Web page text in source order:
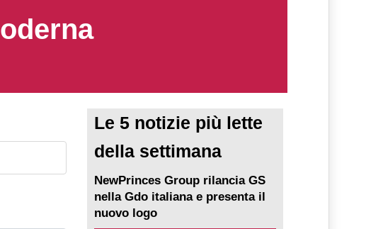
Le 5 notizie più lette
della settimana
NewPrinces Group rilancia GS
nella Gdo italiana e presenta il
nuovo logo